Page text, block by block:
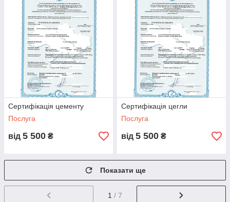
Сертифікація цементу
Послуга
від 5 500 ₴
Сертифікація цегли
Послуга
від 5 500 ₴
Показати ще
1 / 7